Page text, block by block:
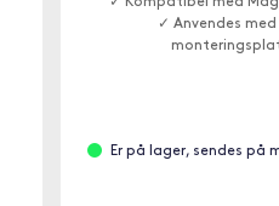
✓ Anvendes med
Er på lager, sendes på